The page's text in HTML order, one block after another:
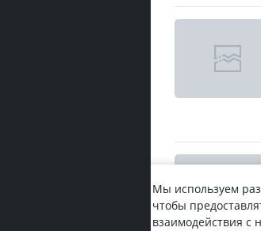
Мы используем
чтобы
взаимодействия с